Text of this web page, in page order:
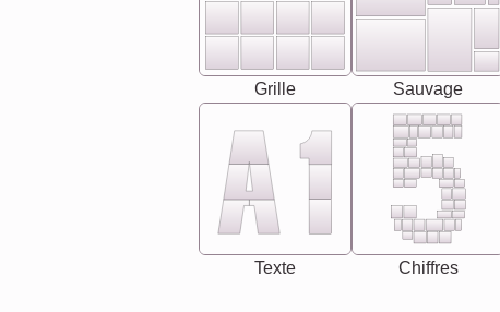
Grille Sauvage
Texte Chiffres